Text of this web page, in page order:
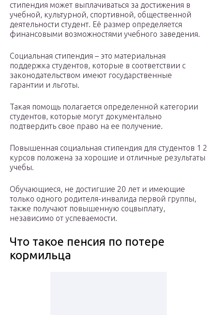
стипендия может выплачиваться за достижения в
учебной, культурной, спортивной, общественной
деятельности студент. Её размер определяется
финансовыми возможностями учебного заведения.
Социальная стипендия – это материальная
поддержка студентов, которые в соответствии с
законодательством имеют государственные
гарантии и льготы.
Такая помощь полагается определенной категории
студентов, которые могут документально
подтвердить свое право на ее получение.
Повышенная социальная стипендия для студентов 1 2
курсов положена за хорошие и отличные результаты
учебы.
Обучающиеся, не достигшие 20 лет и имеющие
только одного родителя-инвалида первой группы,
также получают повышенную соцвыплату,
независимо от успеваемости.
Что такое пенсия по потере
кормильца